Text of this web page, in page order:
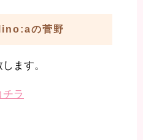
の菅野
ます。
チラ